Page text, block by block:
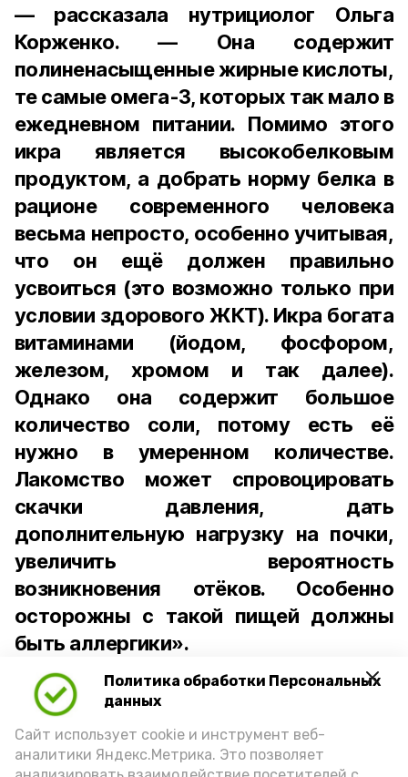
Политика обработки Персональных
данных
Сайт использует cookie и инструмент веб-
аналитики Яндекс.Метрика. Это позволяет
— рассказала нутрициолог Ольга
Корженко. — Она содержит
полиненасыщенные жирные кислоты,
те самые омега-3, которых так мало в
ежедневном питании. Помимо этого
икра является высокобелковым
продуктом, а добрать норму белка в
рационе современного человека
весьма непросто, особенно учитывая,
что он ещё должен правильно
усвоиться (это возможно только при
условии здорового ЖКТ). Икра богата
витаминами (йодом, фосфором,
железом, хромом и так далее).
Однако она содержит большое
количество соли, потому есть её
нужно в умеренном количестве.
Лакомство может спровоцировать
скачки давления, дать
дополнительную нагрузку на почки,
увеличить вероятность
возникновения отёков. Особенно
осторожны с такой пищей должны
быть аллергики».
Для взрослого человека безопасной
порцией икры считается 30-50 граммов
(2-3 ложки). При этом следует обратить
внимание на хлеб, с которым она